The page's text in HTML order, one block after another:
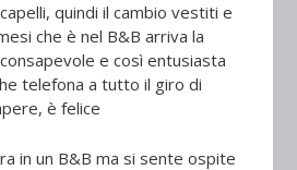
quindi il cambio vestiti e
che è nel B&B arriva la
e così entusiasta
telefona a tutto il giro di
è felice
in un B&B ma si sente ospite